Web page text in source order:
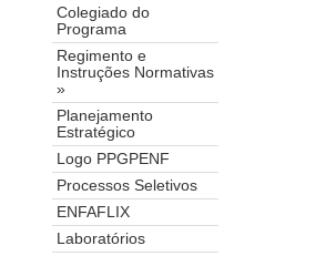
Colegiado do
Programa
Regimento e
Instruções Normativas
»
Planejamento
Estratégico
Logo PPGPENF
Processos Seletivos
ENFAFLIX
Laboratórios